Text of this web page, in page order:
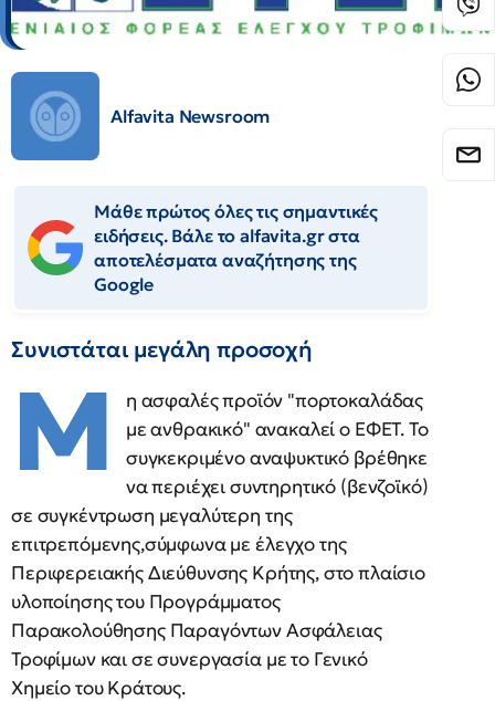
Alfavita Newsroom
Μάθε πρώτος όλες τις σημαντικές
ειδήσεις. Βάλε το alfavita.gr στα
αποτελέσματα αναζήτησης της
Google
Συνιστάται μεγάλη προσοχή
Μ
η ασφαλές προϊόν "πορτοκαλάδας
με ανθρακικό" ανακαλεί ο ΕΦΕΤ. Το
συγκεκριμένο αναψυκτικό βρέθηκε
να περιέχει συντηρητικό (βενζοϊκό)
σε συγκέντρωση μεγαλύτερη της
επιτρεπόμενης,σύμφωνα με έλεγχο της
Περιφερειακής Διεύθυνσης Κρήτης, στο πλαίσιο
υλοποίησης του Προγράμματος
Παρακολούθησης Παραγόντων Ασφάλειας
Τροφίμων και σε συνεργασία με το Γενικό
Χημείο του Κράτους.